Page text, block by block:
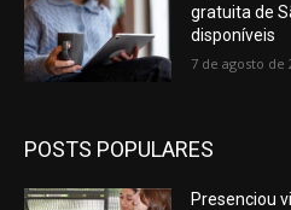
gratuita de
disponíveis
7 de agosto de
POSTS POPULARES
Presenciou